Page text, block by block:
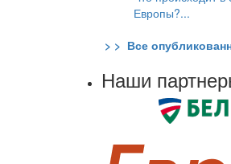
Европы?...
> > Все
Наши